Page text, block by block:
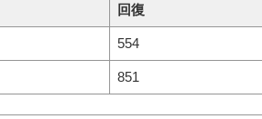
回復
554
851